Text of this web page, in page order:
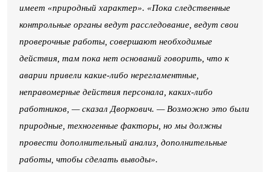
имеет «природный характер». «Пока следственные
контрольные органы ведут расследование, ведут свои
проверочные работы, совершают необходимые
действия, там пока нет оснований говорить, что к
аварии привели какие-либо нерегламентные,
неправомерные действия персонала, каких-либо
работников, — сказал Дворкович. — Возможно это были
природные, техногенные факторы, но мы должны
провести дополнительный анализ, дополнительные
работы, чтобы сделать выводы».